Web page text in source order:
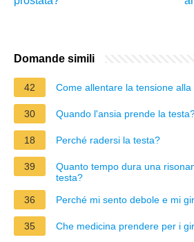
Domande simili
42 Come allentare la tensione alla
30 Quando l'ansia prende la
18 Perché radersi la testa?
39
Quanto tempo dura una
testa?
36
Perché mi sento debole e mi
35 Che medicina prendere per i